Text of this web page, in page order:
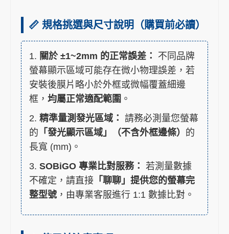
📏 規格挑選與尺寸說明（購買前必讀）
1. 關於 ±1~2mm 的正常誤差：
不同品牌
螢幕顯示區域可能存在微小物理誤差，若
安裝後膜片略小於外框或微幅覆蓋細邊
框， 均屬正常適配範圍 。
2. 精準量測發光區域： 請務必測量您螢幕
的 「發光顯示區域」（不含外框邊條） 的
長寬 (mm)。
3. SOBiGO 專業比對服務： 若測量數據
不確定，請直接 「聊聊」提供您的螢幕完
整型號，由專業客服進行 1:1 數據比對。